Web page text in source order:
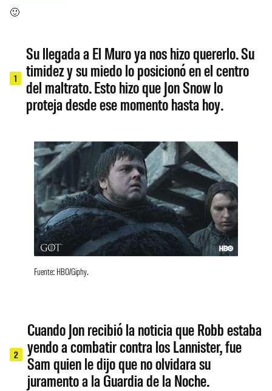
🙂
1
Su llegada a El Muro ya nos hizo quererlo. Su
timidez y su miedo lo posicionó en el centro
del maltrato. Esto hizo que Jon Snow lo
proteja desde ese momento hasta hoy.
Fuente: HBO/Giphy.
2
Cuando Jon recibió la noticia que Robb estaba
yendo a combatir contra los Lannister, fue
Sam quien le dijo que no olvidara su
juramento a la Guardia de la Noche.